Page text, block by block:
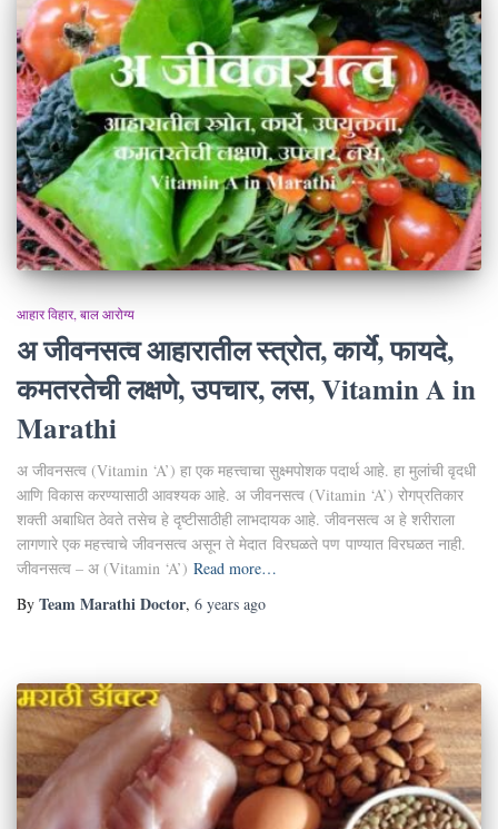
आहार विहार बाल आरोग्य
अ जीवनसत्व आहारातील स्त्रोत, कार्ये, फायदे,
कमतरतेची लक्षणे, उपचार, लस, Vitamin A in
Marathi
अ जीवनसत्व (Vitamin ‘A’) हा एक महत्त्वाचा सुक्ष्मपोशक पदार्थ आहे. हा मुलांची वृदधी
आणि विकास करण्यासाठी आवश्यक आहे. अ जीवनसत्व (Vitamin ‘A’) रोगप्रतिकार
शक्ती अबाधित ठेवते तसेच हे दृष्टीसाठीही लाभदायक आहे. जीवनसत्व अ हे शरीराला
लागणारे एक महत्त्वाचे जीवनसत्व असून ते मेदात विरघळते पण पाण्यात विरघळत नाही.
जीवनसत्व – अ (Vitamin ‘A’) Read more…
By Team Marathi Doctor, 6 years ago